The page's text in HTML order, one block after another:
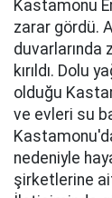
Kastamonu
zarar gördü.
duvarlarında
kırıldı. Dolu
olduğu
ve evleri su
nedeniyle
şirketlerine